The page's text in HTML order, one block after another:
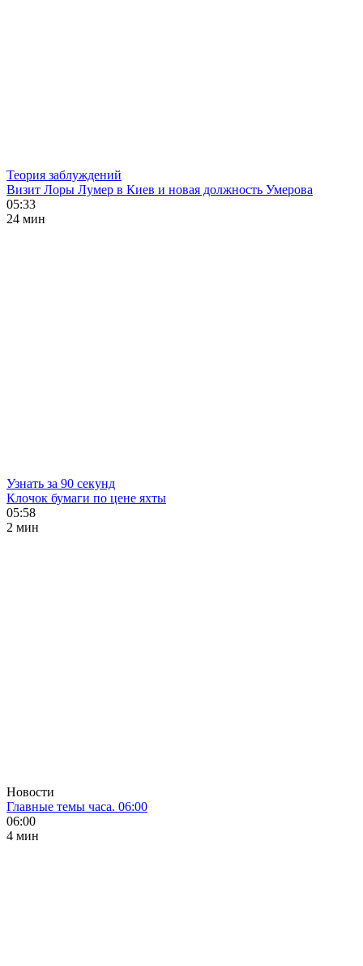
Теория заблуждений
Визит Лоры Лумер в Киев и новая должность Умерова
05:33
24 мин
Узнать за 90 секунд
Клочок бумаги по цене яхты
05:58
2 мин
Новости
Главные темы часа. 06:00
06:00
4 мин